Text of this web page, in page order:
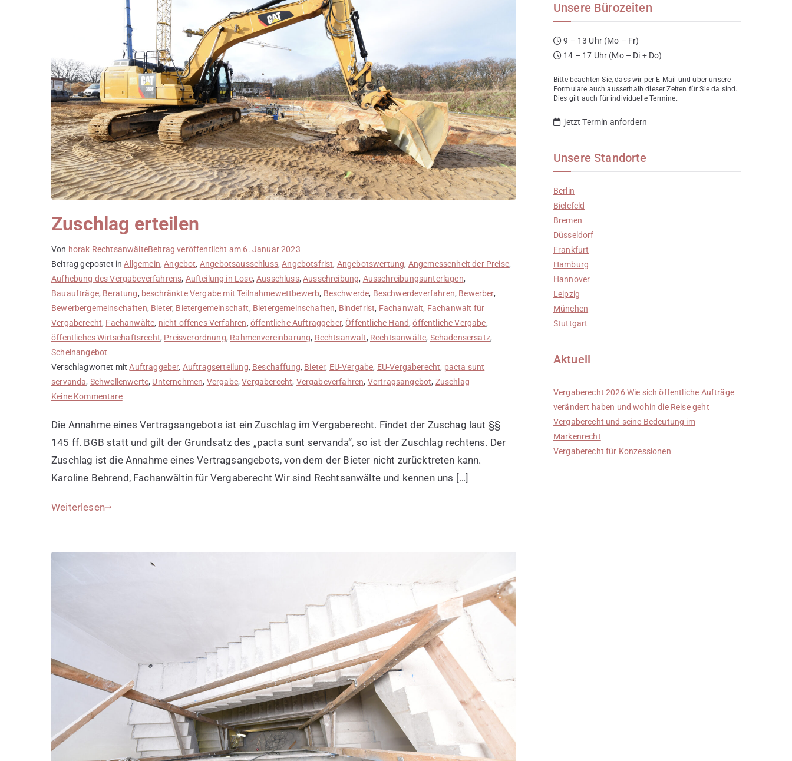
Zuschlag erteilen
Von horak RechtsanwälteBeitrag veröffentlicht am 6. Januar 2023
Beitrag gepostet inAllgemein,Angebot, Angebotsausschluss,Angebotsfrist, Angebotswertung, Angemessenheit der Preise,
Aufhebung des Vergabeverfahrens, Aufteilung in Lose,Ausschluss,Ausschreibung, Ausschreibungsunterlagen,
Bauaufträge, Beratung, beschränkte Vergabe mit Teilnahmewettbewerb, Beschwerde, Beschwerdeverfahren, Bewerber,
Bewerbergemeinschaften, Bieter, Bietergemeinschaft, Bietergemeinschaften, Bindefrist, Fachanwalt, Fachanwalt für
Vergaberecht, Fachanwälte, nicht offenes Verfahren, öffentliche Auftraggeber,Öffentliche Hand,öffentliche Vergabe,
öffentliches Wirtschaftsrecht, Preisverordnung, Rahmenvereinbarung, Rechtsanwalt, Rechtsanwälte, Schadensersatz,
Scheinangebot
Verschlagwortet mitAuftraggeber, Auftragserteilung, Beschaffung, Bieter, EU-Vergabe, EU-Vergaberecht, pacta sunt
servanda, Schwellenwerte, Unternehmen, Vergabe,Vergaberecht, Vergabeverfahren, Vertragsangebot, Zuschlag
Keine Kommentarezu
erteilen
Die Annahme eines Vertragsangebots ist ein Zuschlag im Vergaberecht. Findet der Zuschag laut §§
145 ff. BGB statt und gilt der Grundsatz des „pacta sunt servanda“, so ist der Zuschlag rechtens. Der
Zuschlag ist die Annahme eines Vertragsangebots, von dem der Bieter nicht zurücktreten kann.
Karoline Behrend, Fachanwältin für Vergaberecht Wir sind Rechtsanwälte und kennen uns […]
Weiterlesen
Unsere Bürozeiten
9 – 13 Uhr (Mo – Fr)
14 – 17 Uhr (Mo – Di + Do)
Bitte beachten Sie, dass wir per E-Mail und über unsere
Formulare auch ausserhalb dieser Zeiten für Sie da sind.
Dies gilt auch für individuelle Termine.
jetzt Termin anfordern
Unsere Standorte
Berlin
Bielefeld
Bremen
Düsseldorf
Frankfurt
Hamburg
Hannover
Leipzig
München
Stuttgart
Aktuell
Vergaberecht 2026 Wie sich öffentliche Aufträge
verändert haben und wohin die Reise geht
Vergaberecht und seine Bedeutung im
Markenrecht
Vergaberecht für Konzessionen